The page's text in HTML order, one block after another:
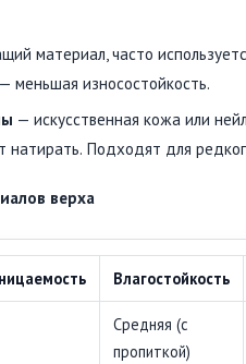
материал, часто
меньшая износостойкость.
— искусственная кожа или
натирать. Подходят для
верха
Влагостойкость
Средняя (с
пропиткой)